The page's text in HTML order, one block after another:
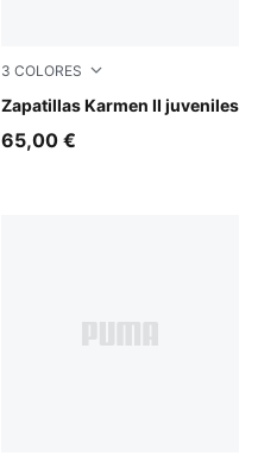
3 COLORES
Zapatillas Karmen II juveniles
PUMA White-PUMA White-
65,00 €